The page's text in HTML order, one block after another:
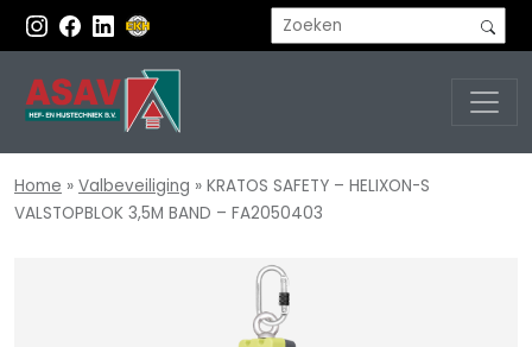
Home » Valbeveiliging » KRATOS SAFETY – HELIXON-S
VALSTOPBLOK 3,5M BAND – FA2050403